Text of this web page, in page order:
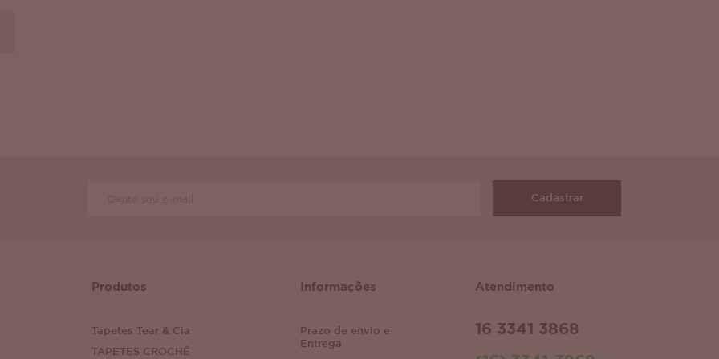
Cadastrar
Produtos
Tapetes Tear & Cia
TAPETES CROCHÊ
Informações
Prazo de envio e
Entrega
Atendimento
16 3341 3868